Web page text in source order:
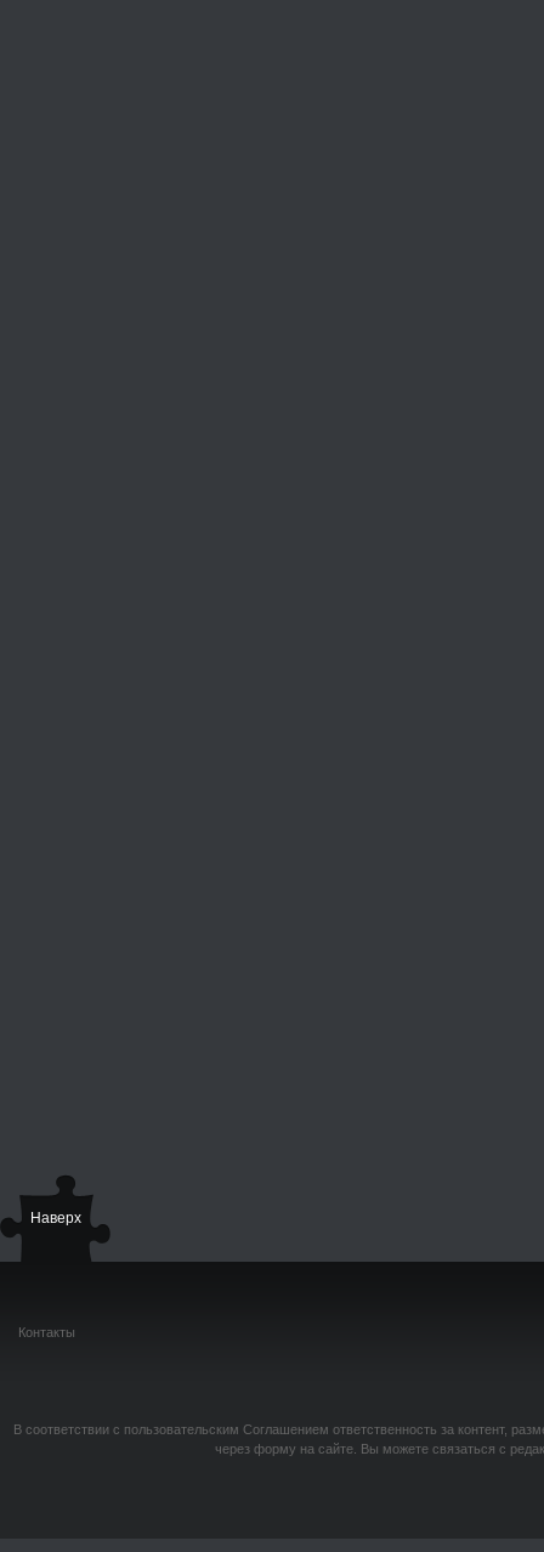
Наверх
Контакты
В соответствии с пользовательским Соглашением ответственность за контент,
через форму на сайте. Вы можете связаться с